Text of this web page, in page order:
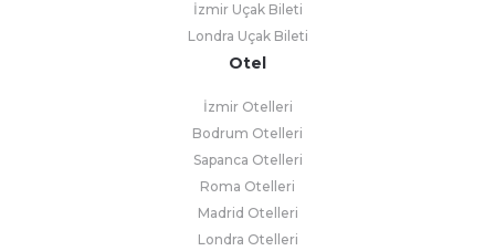
İzmir Uçak Bileti
Londra Uçak Bileti
Otel
İzmir Otelleri
Bodrum Otelleri
Sapanca Otelleri
Roma Otelleri
Madrid Otelleri
Londra Otelleri